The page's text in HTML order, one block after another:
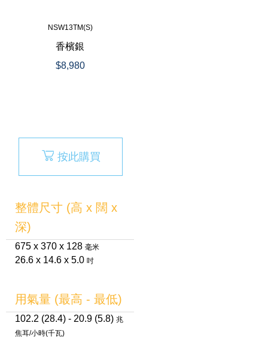
NSW13TM(S)
香檳銀
$8,980
按此購買
整體尺寸 (高 x 闊 x
深)
675 x 370 x 128 毫米
26.6 x 14.6 x 5.0 吋
用氣量 (最高 - 最低)
102.2 (28.4) - 20.9 (5.8) 兆
焦耳/小時(千瓦)